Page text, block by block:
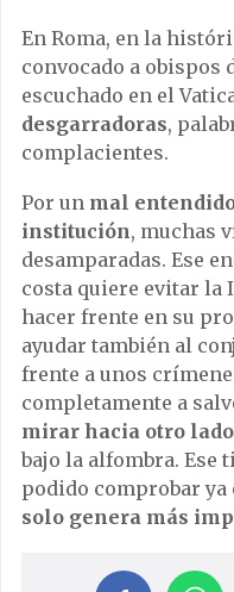
En Roma, en la
convocado a obispos
escuchado en el
desgarradoras,
complacientes.
Por un mal
institución, muchas
desamparadas. Ese
costa quiere evitar la
hacer frente en su
ayudar también al
frente a unos
completamente a
mirar hacia otro lado
bajo la alfombra. Ese
podido comprobar ya
solo genera más